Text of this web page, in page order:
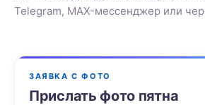
Telegram, MAX-мессенджер или
ЗАЯВКА С ФОТО
Прислать фото пятна